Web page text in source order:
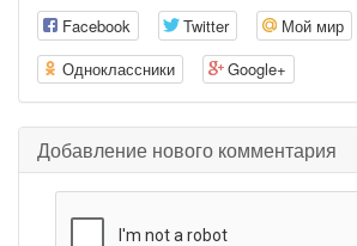
Facebook Twitter Мой мир
Одноклассники
Google+
Добавление нового комментария